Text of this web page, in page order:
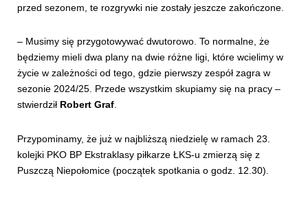
przed sezonem, te rozgrywki nie zostały jeszcze zakończone.
– Musimy się przygotowywać dwutorowo. To normalne, że
będziemy mieli dwa plany na dwie różne ligi, które wcielimy w
życie w zależności od tego, gdzie pierwszy zespół zagra w
sezonie 2024/25. Przede wszystkim skupiamy się na pracy –
stwierdził Robert Graf.
Przypominamy, że już w najbliższą niedzielę w ramach 23.
kolejki PKO BP Ekstraklasy piłkarze ŁKS-u zmierzą się z
Puszczą Niepołomice (początek spotkania o godz. 12.30).